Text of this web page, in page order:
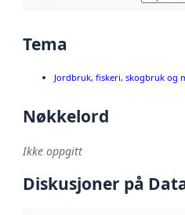
Tema
Jordbruk, fiskeri, skogbruk og
Nøkkelord
Ikke oppgitt
Diskusjoner på